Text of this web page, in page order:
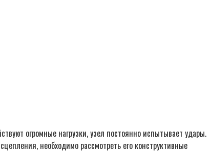
огромные нагрузки, узел постоянно испытывает удары.
необходимо рассмотреть его конструктивные